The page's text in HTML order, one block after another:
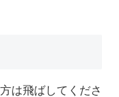
は飛ばしてくださ